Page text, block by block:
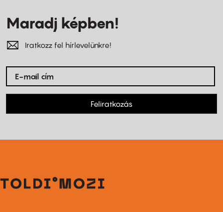
Maradj képben!
Iratkozz fel hírlevelünkre!
Feliratkozás